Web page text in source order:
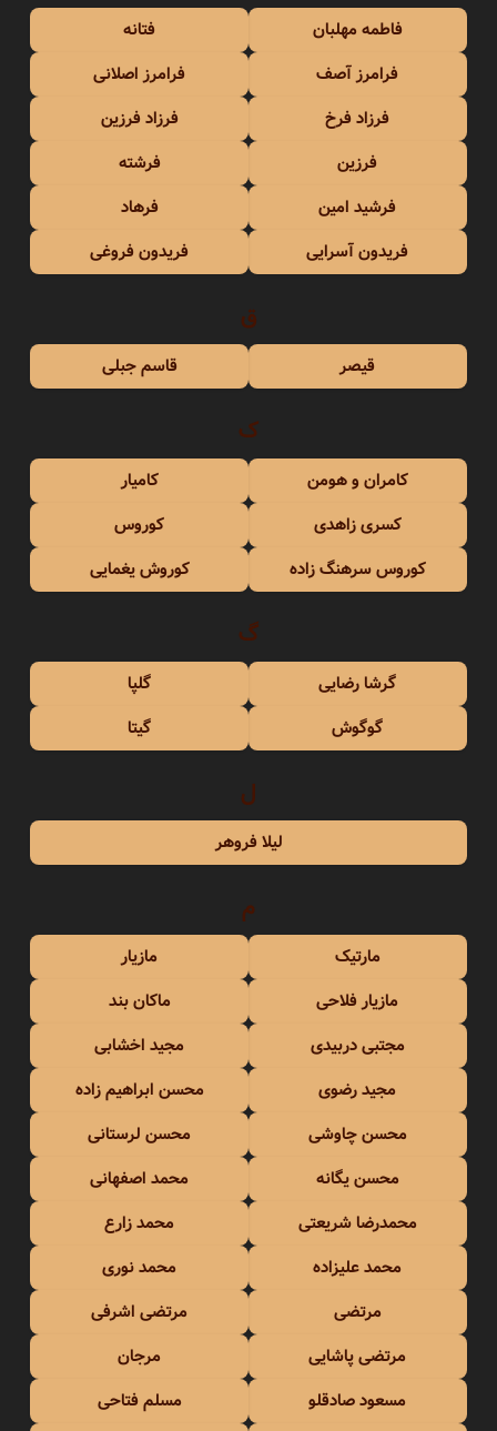
فاطمه مهلبان
فتانه
فرامرز آصف
فرامرز اصلانی
فرزاد فرخ
فرزاد فرزین
فرزین
فرشته
فرشید امین
فرهاد
فریدون آسرایی
فریدون فروغی
ق
قیصر قاسم جبلی
ک
کامران و هومن
کامیار
کسری زاهدی
کوروس
کوروس سرهنگ زاده
کوروش یغمایی
گ
گرشا رضایی
گلپا
گوگوش
گیتا
ل
لیلا فروهر
م
مارتیک
مازیار
مازیار فلاحی
ماکان بند
مجتبی دربیدی
مجید اخشابی
مجید رضوی
محسن ابراهیم زاده
محسن چاوشی
محسن لرستانی
محسن یگانه
محمد اصفهانی
محمدرضا شریعتی
محمد زارع
محمد علیزاده
محمد نوری
مرتضی
مرتضی اشرفی
مرتضی پاشایی
مرجان
مسعود صادقلو
مسلم فتاحی